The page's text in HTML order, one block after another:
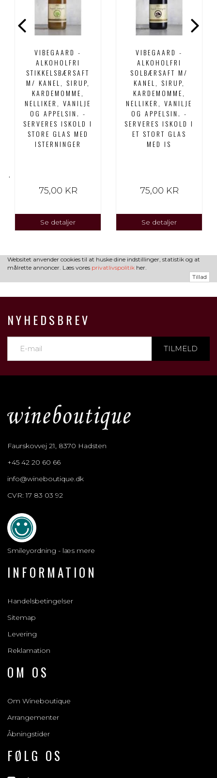
VIBEGAARD -
ALKOHOLFRI
STIKKELSBÆRSAFT
M/ KANEL, SIRUP,
KARDEMOMME,
NELLIKER, VANILJE
OG APPELSIN. -
SERVERES ISKOLD I
STORE GLAS MED
ISTERNINGER
75,00 KR
Se detaljer
VIBEGAARD -
ALKOHOLFRI
SOLBÆRSAFT M/
KANEL, SIRUP,
KARDEMOMME,
NELLIKER, VANILJE
OG APPELSIN. -
SERVERES ISKOLD I
ET STORT GLAS
MED IS
75,00 KR
Se detaljer
Websitet anvender cookies til at huske dine indstillinger, statistik og at
målrette annoncer. Læs vores privatlivspolitik her.
Tillad
NYHEDSBREV
TILMELD
Faurskovvej 21, 8370 Hadsten
+45 42 20 60 66
info@wineboutique.dk
CVR: 17 83 03 92
Smileyordning - læs mere
INFORMATION
Handelsbetingelser
Sitemap
Levering
Reklamation
OM OS
Om Wineboutique
Arrangementer
Åbningstider
FØLG OS